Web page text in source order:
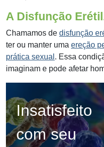
A Disfunção
Chamamos de disfunção
ter ou manter uma ereção
prática sexual . Essa
imaginam e pode afetar
Insatisfeito
com seu